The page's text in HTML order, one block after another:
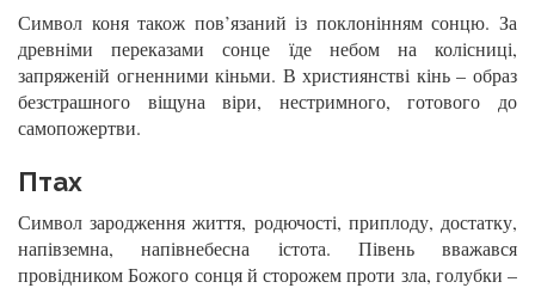
Символ коня також пов’язаний із поклонінням сонцю. За
древніми переказами сонце їде небом на колісниці,
запряженій огненними кіньми. В християнстві кінь – образ
безстрашного віщуна віри, нестримного, готового до
самопожертви.
Птах
Символ зародження життя, родючості, приплоду, достатку,
напівземна, напівнебесна істота. Півень вважався
провідником Божого сонця й сторожем проти зла, голубки –